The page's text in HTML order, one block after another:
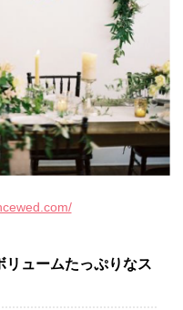
リュームたっぷりなス